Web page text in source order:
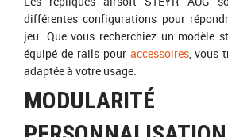
différentes configurations pour
jeu. Que vous recherchiez un modèle
équipé de rails pour accessoires, vous
adaptée à votre usage.